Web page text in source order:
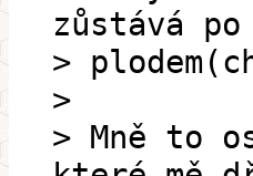
zůstává
>
>
> Mně to